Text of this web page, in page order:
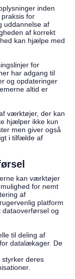
inden
for
uddannelse af
af korrekt
kan hjælpe med
for
har adgang til
og opdateringer
altid er
værktøjer, der kan
hjælper ikke kun
men giver også
i tilfælde af
kan værktøjer
for nemt
af
platform
dataoverførsel og
til deling af
datalækager. De
styrker deres